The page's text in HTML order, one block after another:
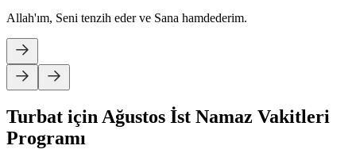
Allah'ım, Seni tenzih eder ve Sana hamdederim.
Turbat için Ağustos İst Namaz Vakitleri
Programı